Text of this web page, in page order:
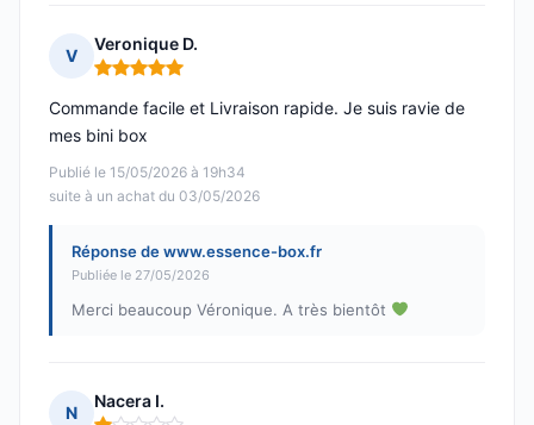
V
Veronique D.
Note : 5 sur 5
Publié le 15/05/2026 à 19h34
suite à un achat du 03/05/2026
Commande facile et Livraison rapide. Je suis ravie de
mes bini box
Réponse de www.essence-box.fr
Publiée le 27/05/2026
Merci beaucoup Véronique. A très bientôt
N
Nacera I.